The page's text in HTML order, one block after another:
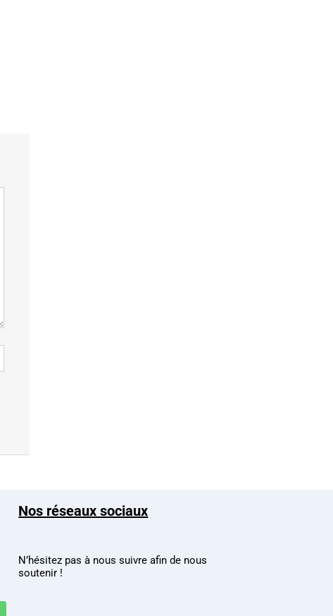
Nos réseaux sociaux
N’hésitez pas à nous suivre afin de nous
soutenir !